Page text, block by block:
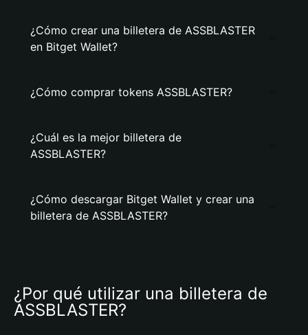
¿Cómo crear una billetera de ASSBLASTER
en Bitget Wallet?
¿Cómo comprar tokens ASSBLASTER?
¿Cuál es la mejor billetera de
ASSBLASTER?
¿Cómo descargar Bitget Wallet y crear una
billetera de ASSBLASTER?
¿Por qué utilizar una billetera de
ASSBLASTER?